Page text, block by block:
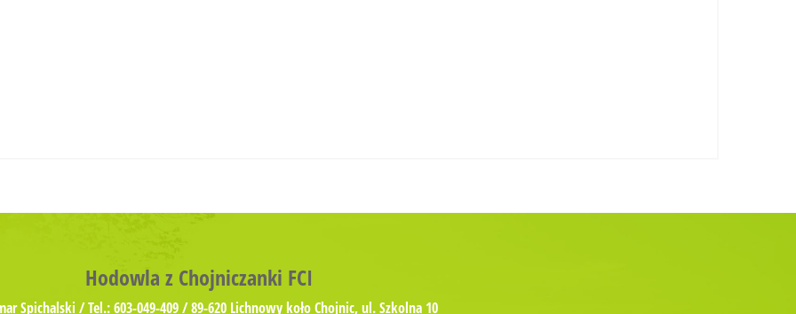
Hodowla z Chojniczanki FCI
Spichalski / Tel.: 603-049-409 / 89-620 Lichnowy koło Chojnic, ul. Szkolna 10